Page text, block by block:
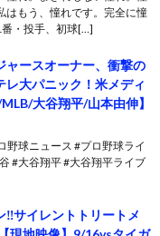
はもう、憧れです。完全に憧
・投手、初球[…]
ャースオーナー、衝撃の
大パニック！米メディ
大谷翔平/山本由伸】
野球ニュース #プロ野球ライ
#大谷翔平 #大谷翔平ライブ
サイレントトリートメ